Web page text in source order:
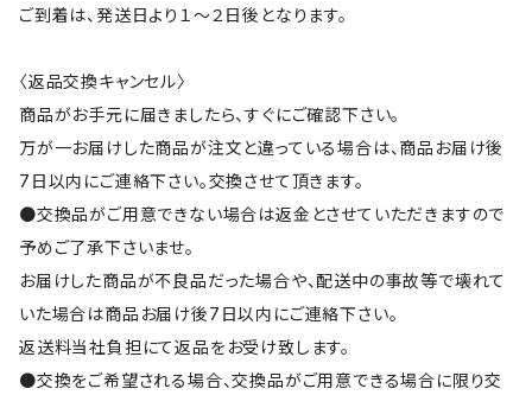
ご到着は、発送日より１～２日後となります。
〈返品交換キャンセル〉
商品がお手元に届きましたら、すぐにご確認下さい。
万が一お届けした商品が注文と違っている場合は、商品お届け後
7日以内にご連絡下さい。交換させて頂きます。
●交換品がご用意できない場合は返金とさせていただきますので
予めご了承下さいませ。
お届けした商品が不良品だった場合や、配送中の事故等で壊れて
いた場合は商品お届け後7日以内にご連絡下さい。
返送料当社負担にて返品をお受け致します。
●交換をご希望される場合、交換品がご用意できる場合に限り交